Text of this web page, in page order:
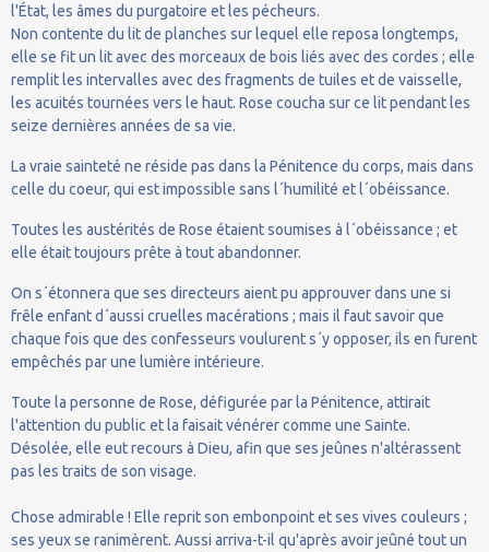
l'État, les âmes du purgatoire et les pécheurs.
Non contente du lit de planches sur lequel elle reposa longtemps,
elle se fit un lit avec des morceaux de bois liés avec des cordes ; elle
remplit les intervalles avec des fragments de tuiles et de vaisselle,
les acuités tournées vers le haut. Rose coucha sur ce lit pendant les
seize dernières années de sa vie.
La vraie sainteté ne réside pas dans la Pénitence du corps, mais dans
celle du coeur, qui est impossible sans l´humilité et l´obéissance.
Toutes les austérités de Rose étaient soumises à l´obéissance ; et
elle était toujours prête à tout abandonner.
On s´étonnera que ses directeurs aient pu approuver dans une si
frêle enfant d´aussi cruelles macérations ; mais il faut savoir que
chaque fois que des confesseurs voulurent s´y opposer, ils en furent
empêchés par une lumière intérieure.
Toute la personne de Rose, défigurée par la Pénitence, attirait
l'attention du public et la faisait vénérer comme une Sainte.
Désolée, elle eut recours à Dieu, afin que ses jeûnes n'altérassent
pas les traits de son visage.
Chose admirable ! Elle reprit son embonpoint et ses vives couleurs ;
ses yeux se ranimèrent. Aussi arriva-t-il qu'après avoir jeûné tout un